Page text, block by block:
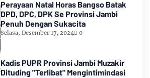
Perayaan Natal Horas Bangso Batak
DPD, DPC, DPK Se Provinsi Jambi
Penuh Dengan Sukacita
Selasa, Desember 17, 2024 0
Kadis PUPR Provinsi Jambi Muzakir
Dituding "Terlibat" Mengintimindasi